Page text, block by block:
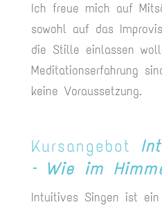
Ich freue mich auf
sowohl auf das
die Stille einlassen
Meditationserfahrung
keine Voraussetzung.
Kursangebot
– Wie im
Intuitives Singen ist